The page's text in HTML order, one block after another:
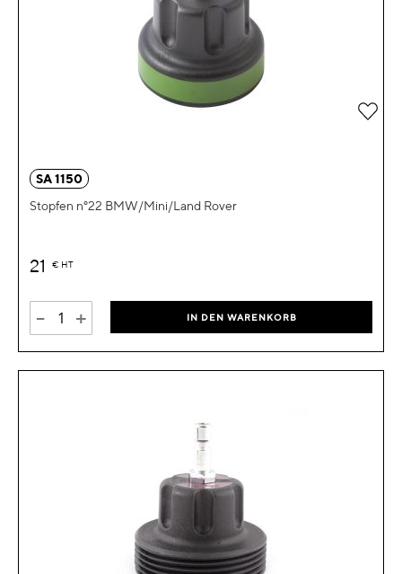
SA 1150
Stopfen n°22 BMW/Mini/Land Rover
21 € HT
- + IN DEN WARENKORB
Zur